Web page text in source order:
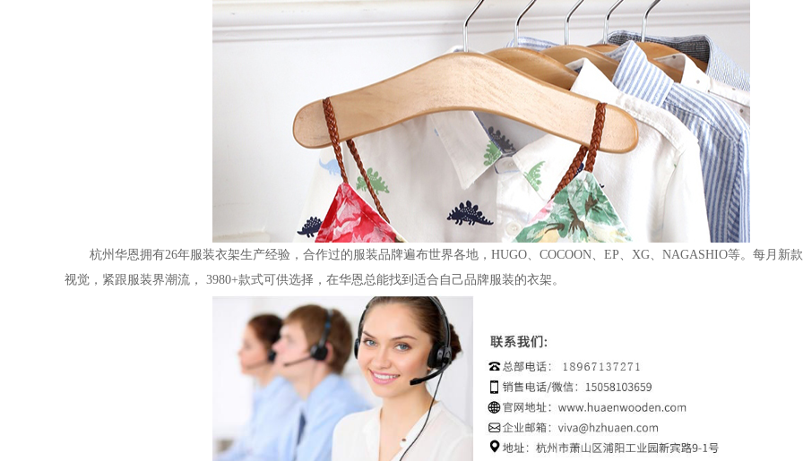
杭州华恩拥有26年服装衣架生产经验，合作过的服装品牌遍布世界各地， HUGO、COCOON、EP、XG、NAGASHIO等。每月新
视觉，紧跟服装界潮流，
3980+款式可供选择，在华恩总能找到适合自己品牌服装的衣架。